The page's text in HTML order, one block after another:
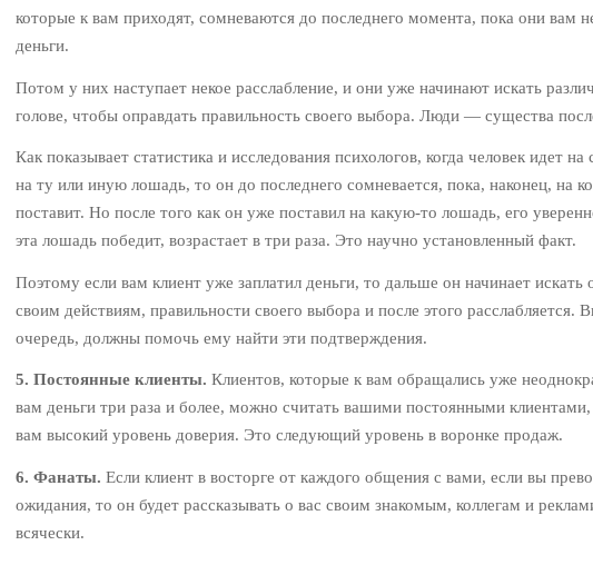
которые к вам приходят, сомневаются до последнего момента, пока они вам
деньги.
Потом у них наступает некое расслабление, и они уже начинают искать
голове, чтобы оправдать правильность своего выбора. Люди — существа
Как показывает статистика и исследования психологов, когда человек идет на
на ту или иную лошадь, то он до последнего сомневается, пока, наконец, на
поставит. Но после того как он уже поставил на какую-то лошадь, его
эта лошадь победит, возрастает в три раза. Это научно установленный факт.
Поэтому если вам клиент уже заплатил деньги, то дальше он начинает искать
своим действиям, правильности своего выбора и после этого расслабляется.
очередь, должны помочь ему найти эти подтверждения.
5. Постоянные клиенты. Клиентов, которые к вам обращались уже
вам деньги три раза и более, можно считать вашими постоянными
вам высокий уровень доверия. Это следующий уровень в воронке продаж.
6. Фанаты. Если клиент в восторге от каждого общения с вами, если вы
ожидания, то он будет рассказывать о вас своим знакомым, коллегам и
всячески.